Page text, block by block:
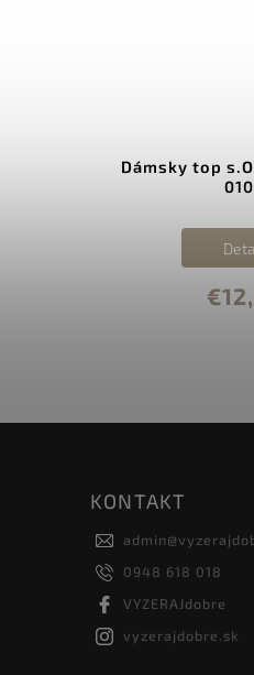
Dámsky top
KONTAKT
admin@
0948 618 018
VYZERAJdobre
vyzerajdobre.sk